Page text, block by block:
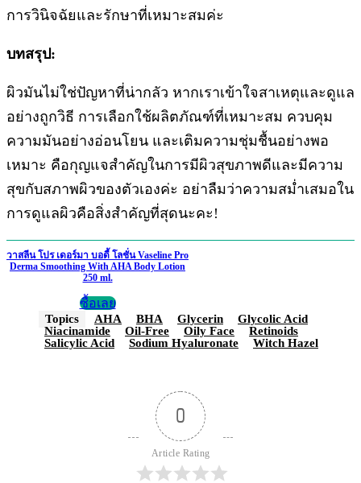
การวินิจฉัยและรักษาที่เหมาะสมค่ะ
บทสรุป:
ผิวมันไม่ใช่ปัญหาที่น่ากลัว หากเราเข้าใจสาเหตุและดูแล
อย่างถูกวิธี การเลือกใช้ผลิตภัณฑ์ที่เหมาะสม ควบคุม
ความมันอย่างอ่อนโยน และเติมความชุ่มชื้นอย่างพอ
เหมาะ คือกุญแจสำคัญในการมีผิวสุขภาพดีและมีความ
สุขกับสภาพผิวของตัวเองค่ะ อย่าลืมว่าความสม่ำเสมอใน
การดูแลผิวคือสิ่งสำคัญที่สุดนะคะ!
วาสลีน โปร เดอร์มา บอดี้ โลชั่น Vaseline Pro
Derma Smoothing With AHA Body Lotion
250 ml.
ซื้อเลย
Topics AHA BHA Glycerin
Glycolic Acid
Niacinamide
Oil-Free Oily Face
Retinoids
Salicylic Acid
Sodium Hyaluronate Witch Hazel
0
Article Rating